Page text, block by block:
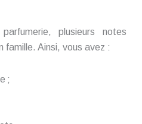
plusieurs notes
famille. Ainsi, vous avez :
;